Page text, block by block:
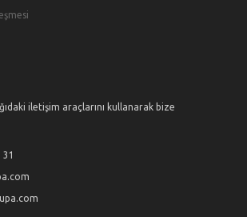
iletişim araçlarını kullanarak bize